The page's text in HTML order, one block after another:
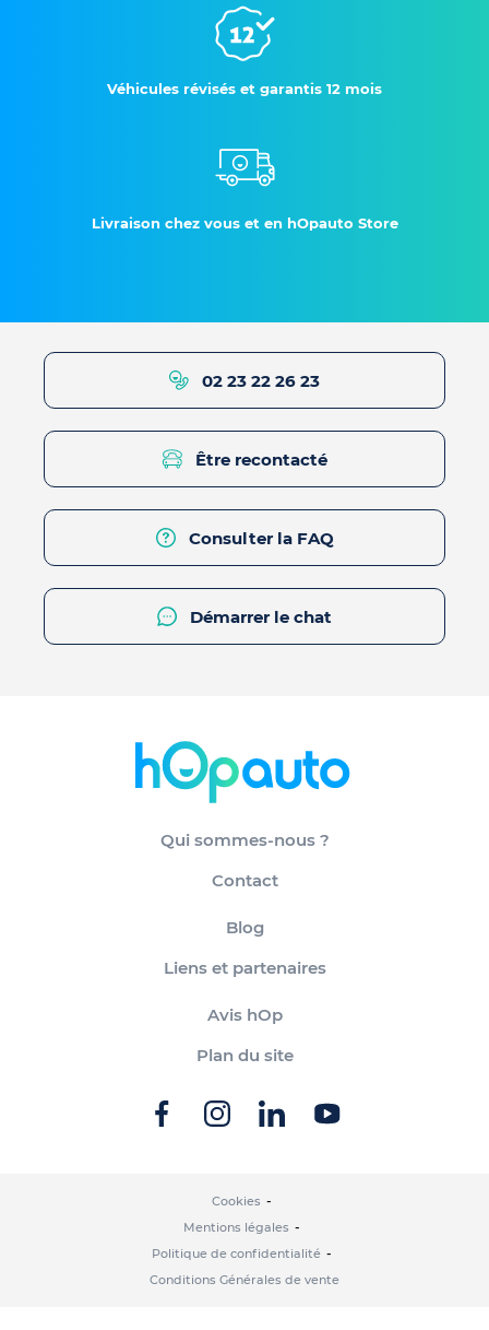
Véhicules révisés et garantis 12 mois
Livraison chez vous et en hOpauto Store
02 23 22 26 23
Être recontacté
Consulter la FAQ
Démarrer le chat
Qui sommes-nous ?
Contact
Blog
Liens et partenaires
Avis hOp
Plan du site
Cookies
Mentions légales
Politique de confidentialité
Conditions Générales de vente